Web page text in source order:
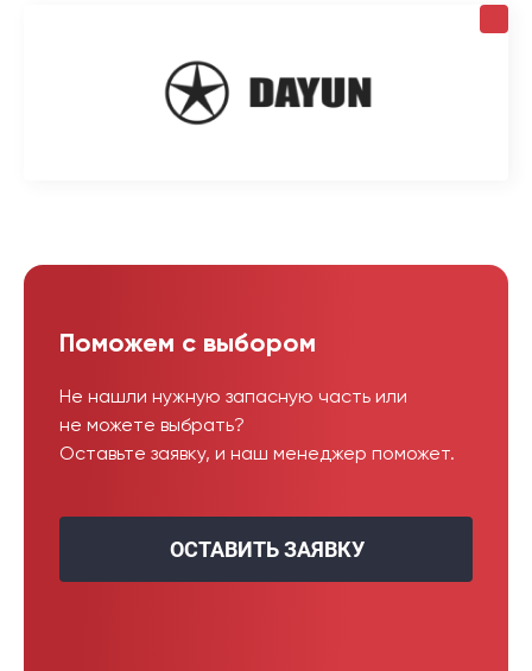
Поможем с выбором
Не нашли нужную запасную часть или
не можете выбрать?
Оставьте заявку, и наш менеджер поможет.
ОСТАВИТЬ ЗАЯВКУ